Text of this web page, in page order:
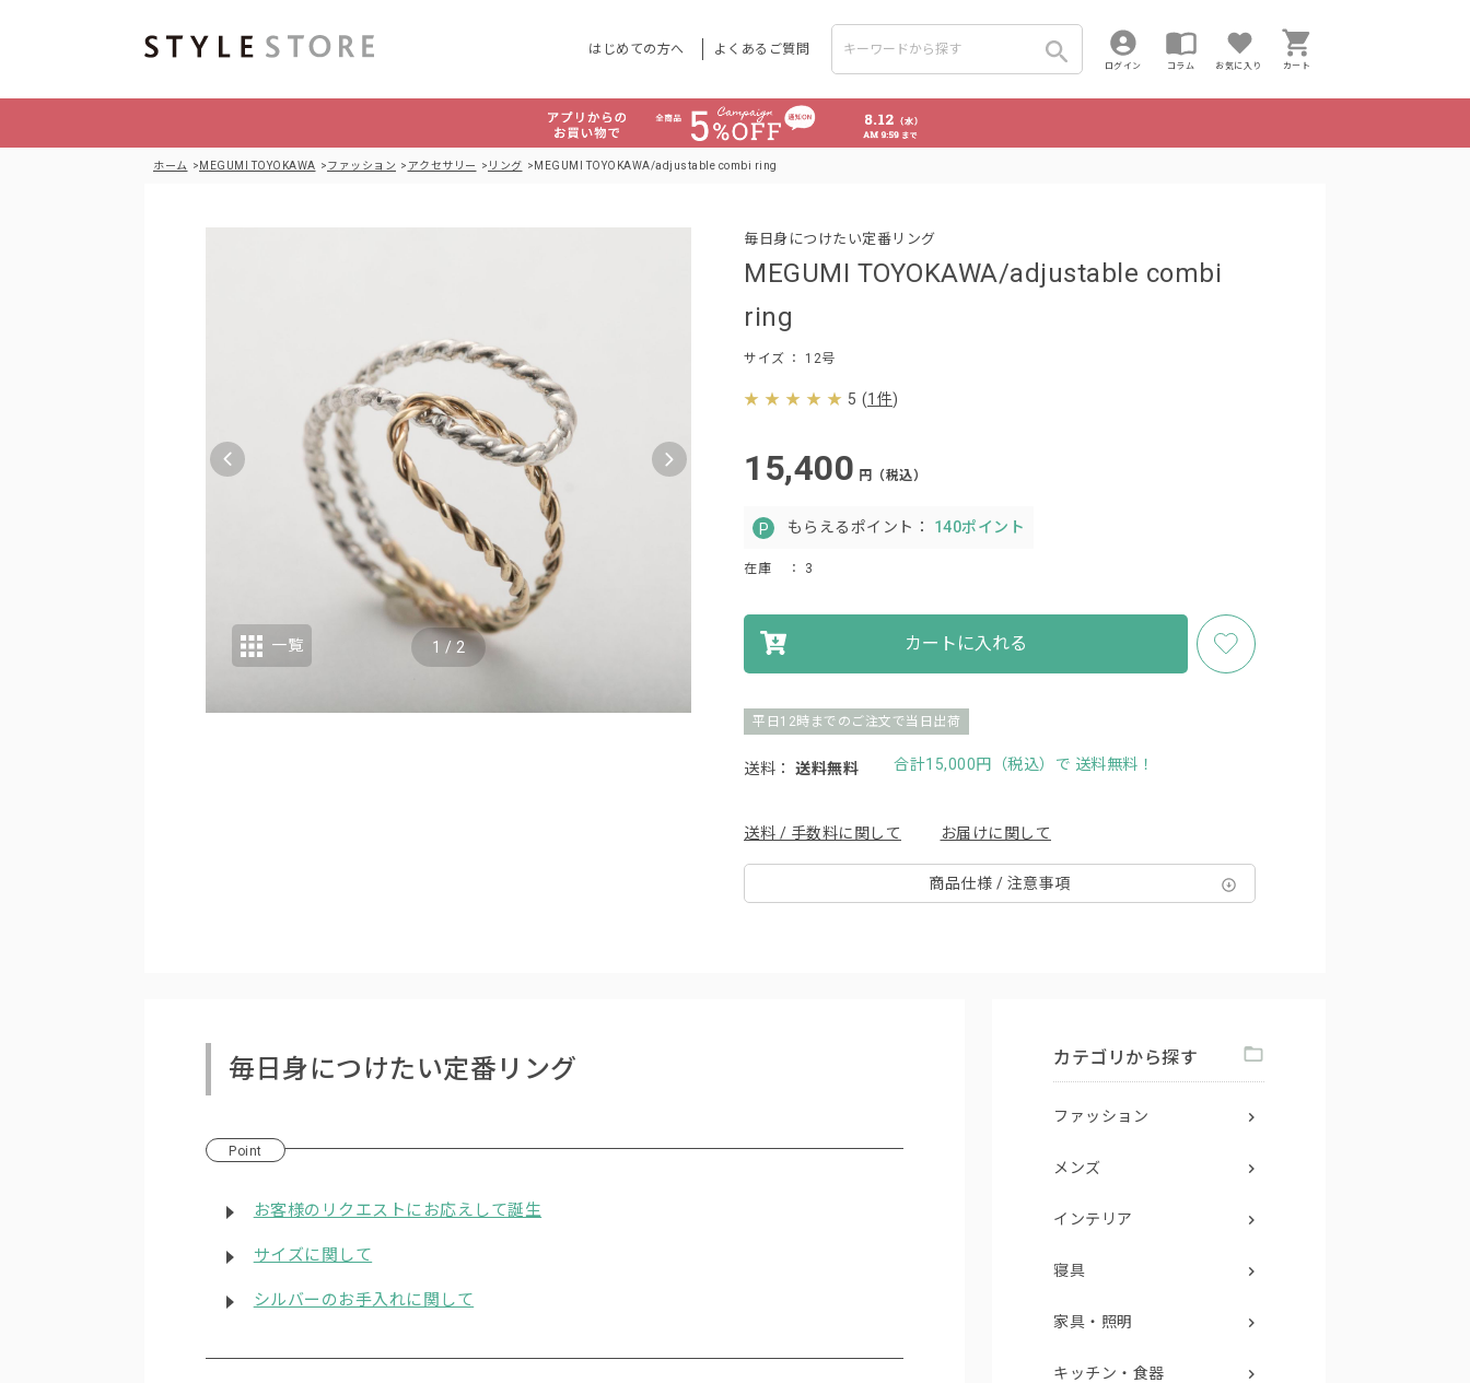
はじめての方へ よくあるご質問
ログイン コラム お気に入り カート
ホーム MEGUMI TOYOKAWA ファッション アクセサリー リング MEGUMI TOYOKAWA/adjustable combi ring
MEGUMI TOYOKAWA/adjustable combi
ring
毎日身につけたい定番リング
サイズ ： 12号
5 (1件)
15,400 円（税込）
もらえるポイント： 140ポイント
在庫 ： 3
カートに入れる
平日12時までのご注文で当日出荷
送料： 送料無料 合計15,000円（税込）で 送料無料！
送料 / 手数料に関して お届けに関して
商品仕様 / 注意事項
1 / 2
一覧
毎日身につけたい定番リング
Point
お客様のリクエストにお応えして誕生
サイズに関して
シルバーのお手入れに関して
カテゴリから探す
ファッション
メンズ
インテリア
寝具
家具・照明
キッチン・食器